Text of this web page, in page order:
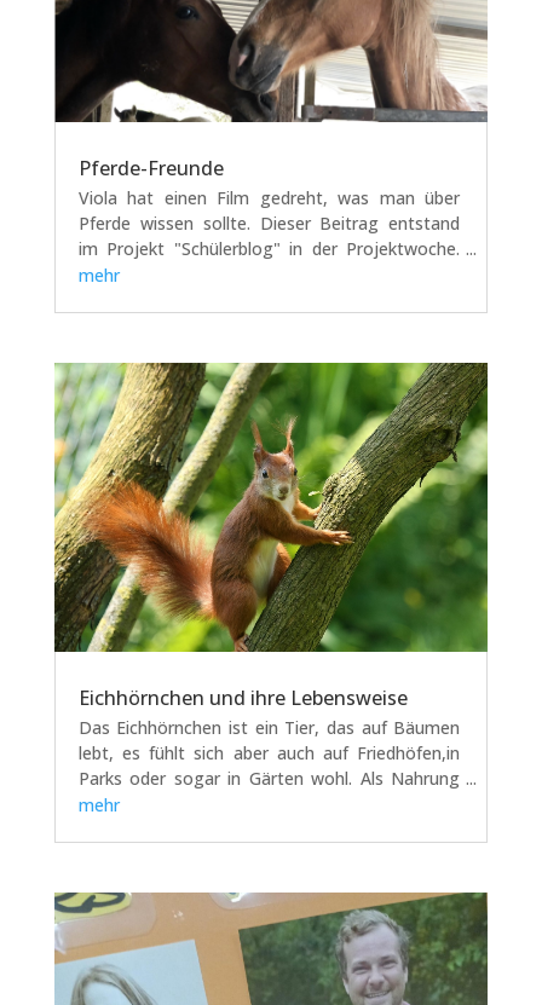
Pferde-Freunde
Viola hat einen Film gedreht, was man über
Pferde wissen sollte. Dieser Beitrag entstand
im Projekt "Schülerblog" in der Projektwoche.
https://vimeo.com/1162845495?
mehr
Eichhörnchen und ihre Lebensweise
Das Eichhörnchen ist ein Tier, das auf Bäumen
lebt, es fühlt sich aber auch auf Friedhöfen,in
Parks oder sogar in Gärten wohl. Als Nahrung
bevorzugt es Walnüsse, Haselnüsse,
mehr